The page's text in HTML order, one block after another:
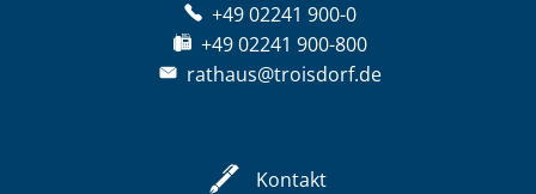
+49 02241 900-0
+49 02241 900-800
rathaus@troisdorf.de
Kontakt